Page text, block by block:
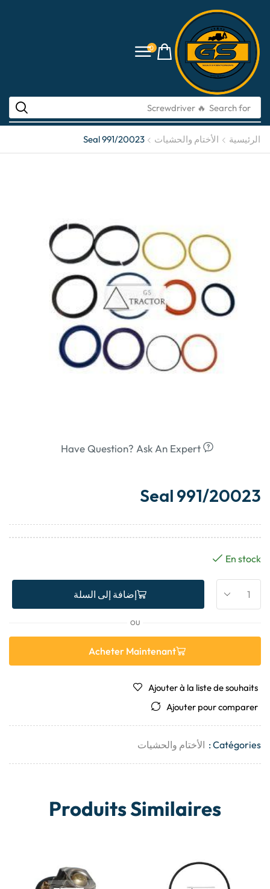
0
Search for
🔥 Screwdriver
الرئيسية الأختام والحشيات Seal 991/20023
Have Question? Ask An Expert
Seal 991/20023
En stock
إضافة إلى السلة
OU
Acheter Maintenant
Ajouter à la liste de souhaits
Ajouter pour comparer
Catégories : الأختام والحشيات
Produits Similaires